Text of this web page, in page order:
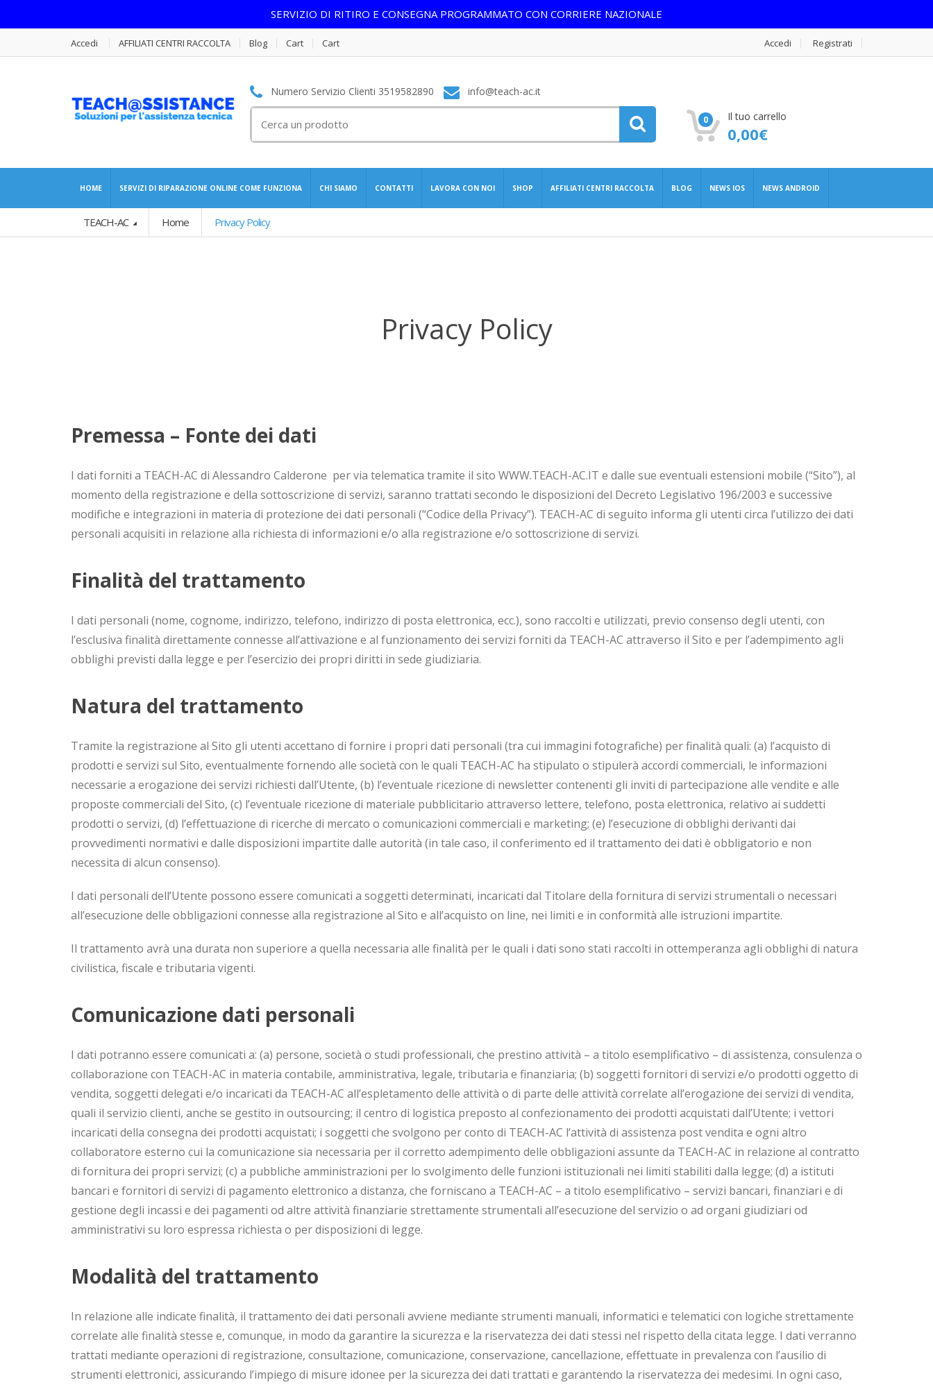
SERVIZIO DI RITIRO E CONSEGNA PROGRAMMATO CON CORRIERE NAZIONALE
Accedi AFFILIATI CENTRI RACCOLTA Blog Cart Cart Accedi Registrati
Numero Servizio Clienti 3519582890 info@teach-ac.it
per:
0 Il tuo carrello
0,00€
HOME SERVIZI DI RIPARAZIONE ONLINE COME FUNZIONA CHI SIAMO CONTATTI LAVORA CON NOI SHOP AFFILIATI CENTRI RACCOLTA BLOG NEWS IOS NEWS ANDROID
TEACH-AC Home Privacy Policy
Privacy Policy
Premessa – Fonte dei dati
I dati forniti a TEACH-AC di Alessandro Calderone per via telematica tramite il sito WWW.TEACH-AC.IT e dalle sue eventuali estensioni mobile (“Sito”), al
momento della registrazione e della sottoscrizione di servizi, saranno trattati secondo le disposizioni del Decreto Legislativo 196/2003 e successive
modifiche e integrazioni in materia di protezione dei dati personali (“Codice della Privacy”). TEACH-AC di seguito informa gli utenti circa l’utilizzo dei dati
personali acquisiti in relazione alla richiesta di informazioni e/o alla registrazione e/o sottoscrizione di servizi.
Finalità del trattamento
I dati personali (nome, cognome, indirizzo, telefono, indirizzo di posta elettronica, ecc.), sono raccolti e utilizzati, previo consenso degli utenti, con
l’esclusiva finalità direttamente connesse all’attivazione e al funzionamento dei servizi forniti da TEACH-AC attraverso il Sito e per l’adempimento agli
obblighi previsti dalla legge e per l’esercizio dei propri diritti in sede giudiziaria.
Natura del trattamento
Tramite la registrazione al Sito gli utenti accettano di fornire i propri dati personali (tra cui immagini fotografiche) per finalità quali: (a) l’acquisto di
prodotti e servizi sul Sito, eventualmente fornendo alle società con le quali TEACH-AC ha stipulato o stipulerà accordi commerciali, le informazioni
necessarie a erogazione dei servizi richiesti dall’Utente, (b) l’eventuale ricezione di newsletter contenenti gli inviti di partecipazione alle vendite e alle
proposte commerciali del Sito, (c) l’eventuale ricezione di materiale pubblicitario attraverso lettere, telefono, posta elettronica, relativo ai suddetti
prodotti o servizi, (d) l’effettuazione di ricerche di mercato o comunicazioni commerciali e marketing; (e) l’esecuzione di obblighi derivanti dai
provvedimenti normativi e dalle disposizioni impartite dalle autorità (in tale caso, il conferimento ed il trattamento dei dati è obbligatorio e non
necessita di alcun consenso).
I dati personali dell’Utente possono essere comunicati a soggetti determinati, incaricati dal Titolare della fornitura di servizi strumentali o necessari
all’esecuzione delle obbligazioni connesse alla registrazione al Sito e all’acquisto on line, nei limiti e in conformità alle istruzioni impartite.
Il trattamento avrà una durata non superiore a quella necessaria alle finalità per le quali i dati sono stati raccolti in ottemperanza agli obblighi di natura
civilistica, fiscale e tributaria vigenti.
Comunicazione dati personali
I dati potranno essere comunicati a: (a) persone, società o studi professionali, che prestino attività – a titolo esemplificativo – di assistenza, consulenza o
collaborazione con TEACH-AC in materia contabile, amministrativa, legale, tributaria e finanziaria; (b) soggetti fornitori di servizi e/o prodotti oggetto di
vendita, soggetti delegati e/o incaricati da TEACH-AC all’espletamento delle attività o di parte delle attività correlate all’erogazione dei servizi di vendita,
quali il servizio clienti, anche se gestito in outsourcing; il centro di logistica preposto al confezionamento dei prodotti acquistati dall’Utente; i vettori
incaricati della consegna dei prodotti acquistati; i soggetti che svolgono per conto di TEACH-AC l’attività di assistenza post vendita e ogni altro
collaboratore esterno cui la comunicazione sia necessaria per il corretto adempimento delle obbligazioni assunte da TEACH-AC in relazione al contratto
di fornitura dei propri servizi; (c) a pubbliche amministrazioni per lo svolgimento delle funzioni istituzionali nei limiti stabiliti dalla legge; (d) a istituti
bancari e fornitori di servizi di pagamento elettronico a distanza, che forniscano a TEACH-AC – a titolo esemplificativo – servizi bancari, finanziari e di
gestione degli incassi e dei pagamenti od altre attività finanziarie strettamente strumentali all’esecuzione del servizio o ad organi giudiziari od
amministrativi su loro espressa richiesta o per disposizioni di legge.
Modalità del trattamento
In relazione alle indicate finalità, il trattamento dei dati personali avviene mediante strumenti manuali, informatici e telematici con logiche strettamente
correlate alle finalità stesse e, comunque, in modo da garantire la sicurezza e la riservatezza dei dati stessi nel rispetto della citata legge. I dati verranno
trattati mediante operazioni di registrazione, consultazione, comunicazione, conservazione, cancellazione, effettuate in prevalenza con l’ausilio di
strumenti elettronici, assicurando l’impiego di misure idonee per la sicurezza dei dati trattati e garantendo la riservatezza dei medesimi. In ogni caso,